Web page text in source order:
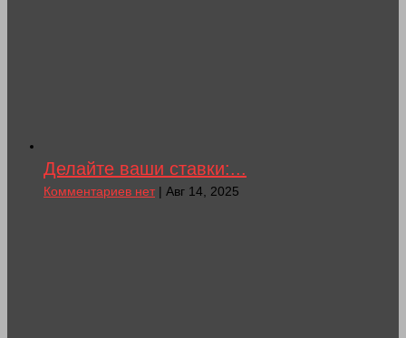
Делайте ваши ставки:...
Комментариев нет| Авг 14, 2025